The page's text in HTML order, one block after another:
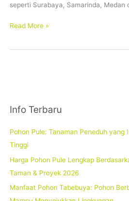
seperti Surabaya, Samarinda, Medan
Read More »
Info Terbaru
Pohon Pule: Tanaman Peneduh yang
Tinggi
Harga Pohon Pule Lengkap
Taman & Proyek 2026
Manfaat Pohon Tabebuya: Pohon